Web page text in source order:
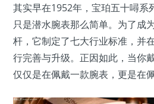
其实早在1952年，宝珀五十噚系
只是潜水腕表那么简单。为了成
杆，它制定了七大行业标准，并
行完善与升级。正因如此，当你
仅仅是在佩戴一款腕表，更是在